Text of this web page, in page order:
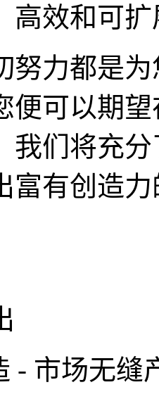
高效和可
努力都是
便可以期
我们将充
富有创造
- 市场无缝